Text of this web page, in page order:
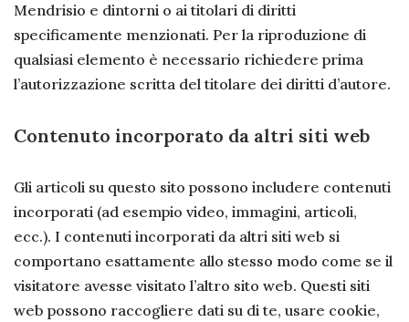
Mendrisio e dintorni o ai titolari di diritti
specificamente menzionati. Per la riproduzione di
qualsiasi elemento è necessario richiedere prima
l’autorizzazione scritta del titolare dei diritti d’autore.
Contenuto incorporato da altri siti web
Gli articoli su questo sito possono includere contenuti
incorporati (ad esempio video, immagini, articoli,
ecc.). I contenuti incorporati da altri siti web si
comportano esattamente allo stesso modo come se il
visitatore avesse visitato l’altro sito web. Questi siti
web possono raccogliere dati su di te, usare cookie,